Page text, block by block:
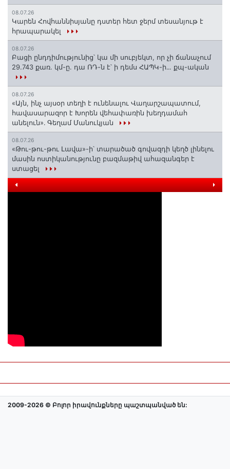
08.07.26
Կարեն Հովհաննիսյանը դստեր հետ ջերմ տեսանյութ է
հրապարակել
08.07.26
Բացի ընդդիմությունից՝ կա մի սուբյեկտ, որ չի ճանաչում
29.743 քառ. կմ-ը. դա ՌԴ-ն է՝ ի դեմս ՀԱՊԿ-ի․․. քպ-ական
08.07.26
«Այն, ինչ այսօր տեղի է ունենալու Վաղարշապատում,
հավասարազոր է Խորեն վեհափառին խեղդամահ
անելուն»․ Գեղամ Մանուկյան
08.07.26
«Թու-թու-թու Լավա»-ի՝ տարածած գովազդի կեղծ լինելու
մասին ոստիկանությունը բազմաթիվ ահազանգեր է
ստացել
2009-2026 © Բոլոր իրավունքները պաշտպանված են: